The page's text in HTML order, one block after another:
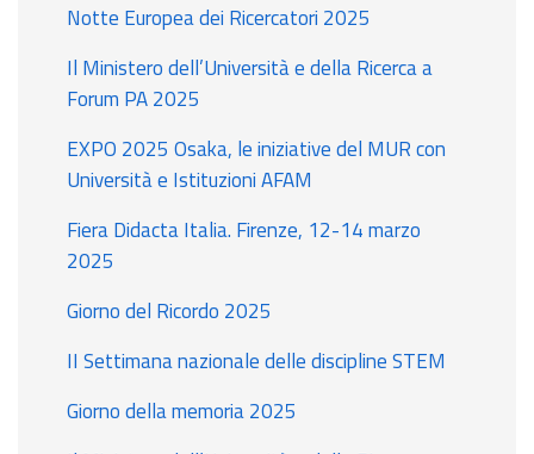
Notte Europea dei Ricercatori 2025
Il Ministero dell’Università e della Ricerca a
Forum PA 2025
EXPO 2025 Osaka, le iniziative del MUR con
Università e Istituzioni AFAM
Fiera Didacta Italia. Firenze, 12-14 marzo
2025
Giorno del Ricordo 2025
II Settimana nazionale delle discipline STEM
Giorno della memoria 2025